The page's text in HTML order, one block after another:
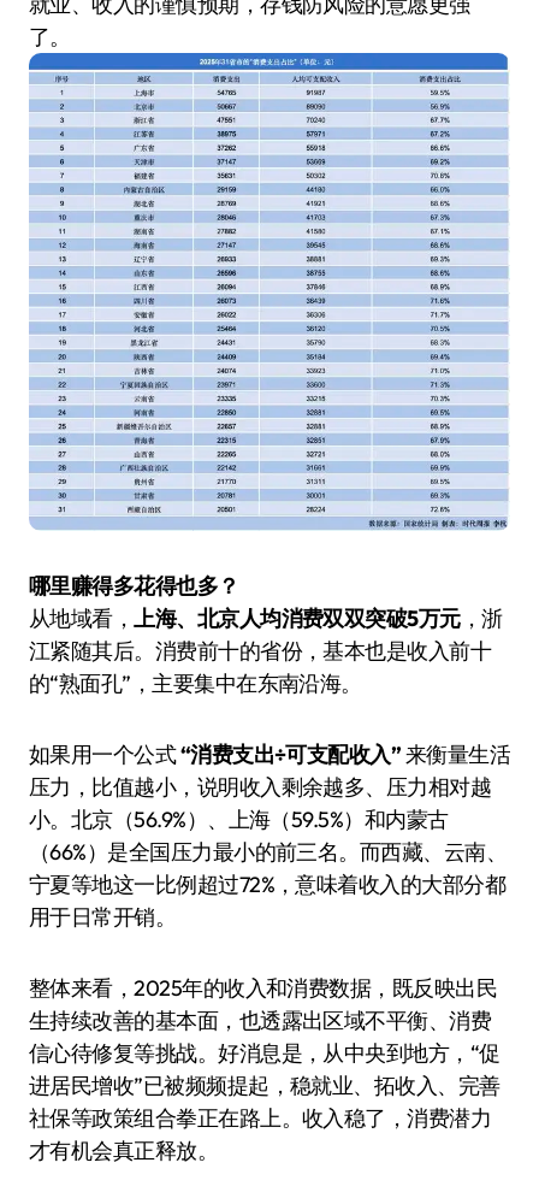
了。
哪里赚得多花得也多？
从地域看，上海、北京人均消费双双突破5万元，浙
江紧随其后。消费前十的省份，基本也是收入前十
的“熟面孔”，主要集中在东南沿海。
如果用一个公式“消费支出÷可支配收入”来衡量生活
压力，比值越小，说明收入剩余越多、压力相对越
小。北京（56.9%）、上海（59.5%）和内蒙古
（66%）是全国压力最小的前三名。而西藏、云南、
宁夏等地这一比例超过72%，意味着收入的大部分都
用于日常开销。
整体来看，2025年的收入和消费数据，既反映出民
生持续改善的基本面，也透露出区域不平衡、消费
信心待修复等挑战。好消息是，从中央到地方，“促
进居民增收”已被频频提起，稳就业、拓收入、完善
社保等政策组合拳正在路上。收入稳了，消费潜力
才有机会真正释放。